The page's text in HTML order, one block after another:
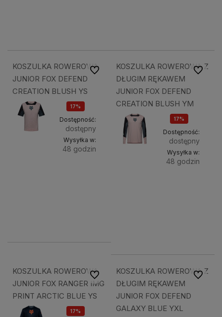
KOSZULKA ROWEROWA
JUNIOR FOX DEFEND
CREATION BLUSH YS
17%
OKAZJA
Dostępność:
dostępny
Wysyłka w:
48 godzin
Do ulubionychKOSZULKA ROWEROWA Z
DŁUGIM RĘKAWEM
JUNIOR FOX DEFEND
CREATION BLUSH YM
17%
OKAZJA
Dostępność:
dostępny
Wysyłka w:
48 godzin
Do
KOSZULKA ROWEROWA
JUNIOR FOX RANGER IMG
PRINT ARCTIC BLUE YS
17%
Do ulubionychKOSZULKA ROWEROWA Z
DŁUGIM RĘKAWEM
JUNIOR FOX DEFEND
GALAXY BLUE YXL
Do